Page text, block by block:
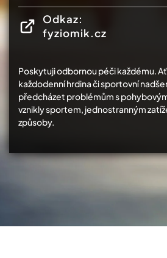
Odkaz:
fyziomik.cz
Poskytuji odbornou péči každému. Ať
každodenní hrdina či sportovní
předcházet problémům s
vznikly sportem, jednostranným
způsoby.